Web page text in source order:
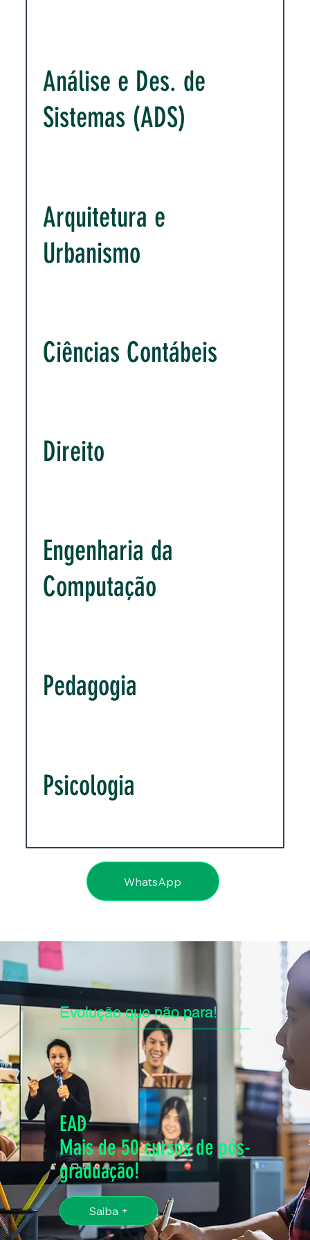
Análise e Des. de
Sistemas (ADS)
Arquitetura e
Urbanismo
Ciências Contábeis
Direito
Engenharia da
Computação
Pedagogia
Psicologia
WhatsApp
Evolução que não para!
EAD
Mais de 50 cursos de pós-
graduação!
Saiba +